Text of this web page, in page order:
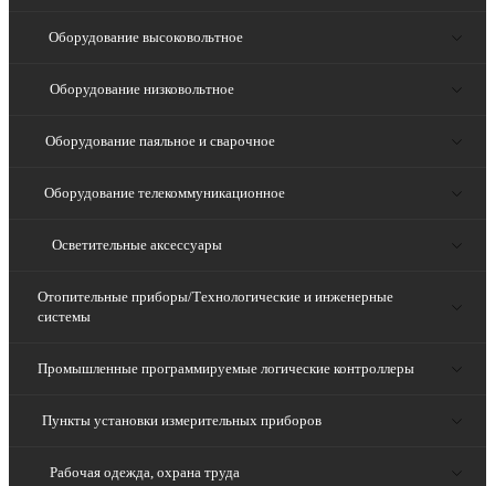
Оборудование высоковольтное
Оборудование низковольтное
Оборудование паяльное и сварочное
Оборудование телекоммуникационное
Осветительные аксессуары
Отопительные приборы/Технологические и инженерные
системы
Промышленные программируемые логические контроллеры
Пункты установки измерительных приборов
Рабочая одежда, охрана труда